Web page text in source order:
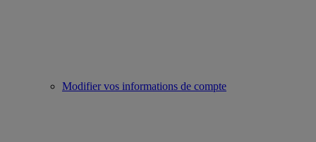
Modifier vos informations de compte